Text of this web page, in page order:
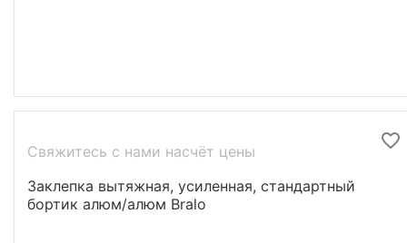
Свяжитесь с нами насчёт цены
Заклепка вытяжная, усиленная, стандартный
бортик алюм/алюм Bralo